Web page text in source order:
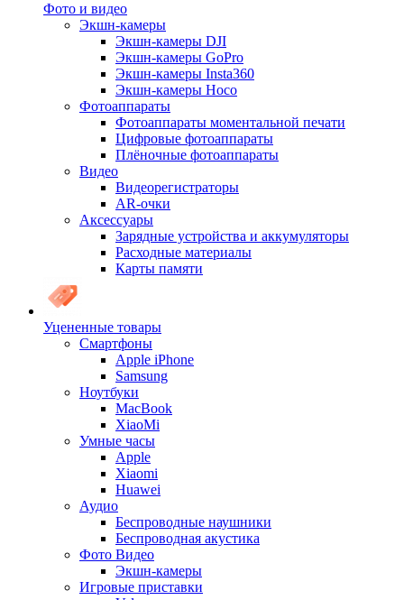
Фото и видео
Экшн-камеры
Экшн-камеры DJI
Экшн-камеры GoPro
Экшн-камеры Insta360
Экшн-камеры Hoco
Фотоаппараты
Фотоаппараты моментальной печати
Цифровые фотоаппараты
Плёночные фотоаппараты
Видео
Видеорегистраторы
AR-очки
Аксессуары
Зарядные устройства и аккумуляторы
Расходные материалы
Карты памяти
Уцененные товары
Cмартфоны
Apple iPhone
Samsung
Ноутбуки
MacBook
XiaoMi
Умные часы
Apple
Xiaomi
Huawei
Аудио
Беспроводные наушники
Беспроводная акустика
Фото Видео
Экшн-камеры
Игровые приставки